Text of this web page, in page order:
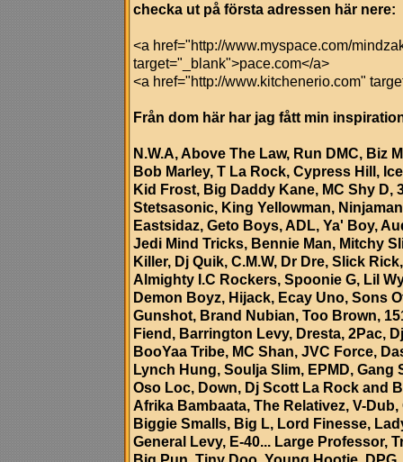
checka ut på första adressen här nere:
<a href="http://www.myspace.com/
target="_blank">pace.com</a>
<a href="http://www.kitchenerio.com"
Från dom här har jag fått min
N.W.A, Above The Law, Run DMC, Biz
Bob Marley, T La Rock, Cypress Hill,
Kid Frost, Big Daddy Kane, MC Shy D,
Stetsasonic, King Yellowman,
Eastsidaz, Geto Boys, ADL, Ya' Boy,
Jedi Mind Tricks, Bennie Man, Mitchy
Killer, Dj Quik, C.M.W, Dr Dre, Slick
Almighty I.C Rockers, Spoonie G, Lil
Demon Boyz, Hijack, Ecay Uno, Sons
Gunshot, Brand Nubian, Too Brown,
Fiend, Barrington Levy, Dresta, 2Pac,
BooYaa Tribe, MC Shan, JVC Force,
Lynch Hung, Soulja Slim, EPMD, Gang
Oso Loc, Down, Dj Scott La Rock and
Afrika Bambaata, The Relativez, V-
Biggie Smalls, Big L, Lord Finesse,
General Levy, E-40... Large Professor,